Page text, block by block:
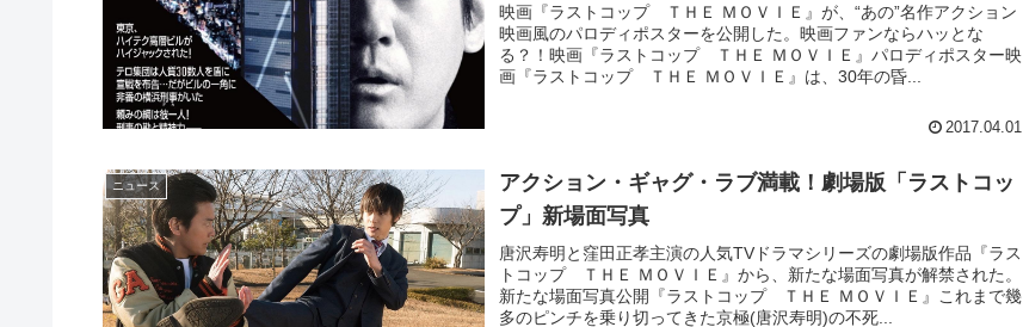
映画『ラストコップ ＴＨＥ ＭＯＶＩＥ』が、“あの”名作アクション
映画風のパロディポスターを公開した。映画ファンならハッとな
る？！映画『ラストコップ ＴＨＥ ＭＯＶＩＥ』パロディポスター映
画『ラストコップ ＴＨＥ ＭＯＶＩＥ』は、30年の昏...
2017.04.01
ニュース
アクション・ギャグ・ラブ満載！劇場版「ラストコッ
プ」新場面写真
唐沢寿明と窪田正孝主演の人気TVドラマシリーズの劇場版作品『ラス
トコップ ＴＨＥ ＭＯＶＩＥ』から、新たな場面写真が解禁された。
新たな場面写真公開『ラストコップ ＴＨＥ ＭＯＶＩＥ』これまで幾
多のピンチを乗り切ってきた京極(唐沢寿明)の不死...